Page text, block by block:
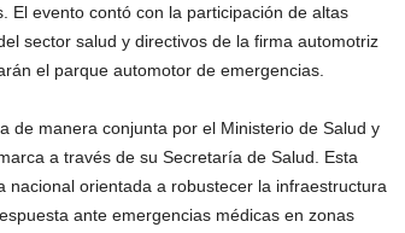
El evento contó con la participación de altas
sector salud y directivos de la firma automotriz
el parque automotor de emergencias.
de manera conjunta por el Ministerio de Salud y
a través de su Secretaría de Salud. Esta
orientada a robustecer la infraestructura
ante emergencias médicas en zonas